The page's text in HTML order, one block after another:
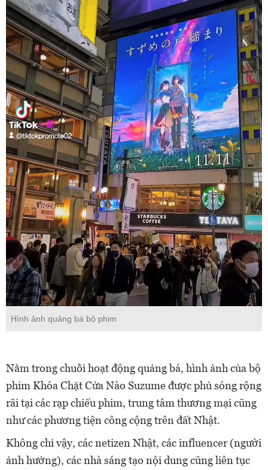
Hình ảnh quảng bá bộ phim
Nằm trong chuỗi hoạt động quảng bá, hình ảnh của bộ
phim Khóa Chặt Cửa Nào Suzume được phủ sóng rộng
rãi tại các rạp chiếu phim, trung tâm thương mại cũng
như các phương tiện công cộng trên đất Nhật.
Không chỉ vậy, các netizen Nhật, các influencer (người
ảnh hưởng), các nhà sáng tạo nội dung cũng liên tục